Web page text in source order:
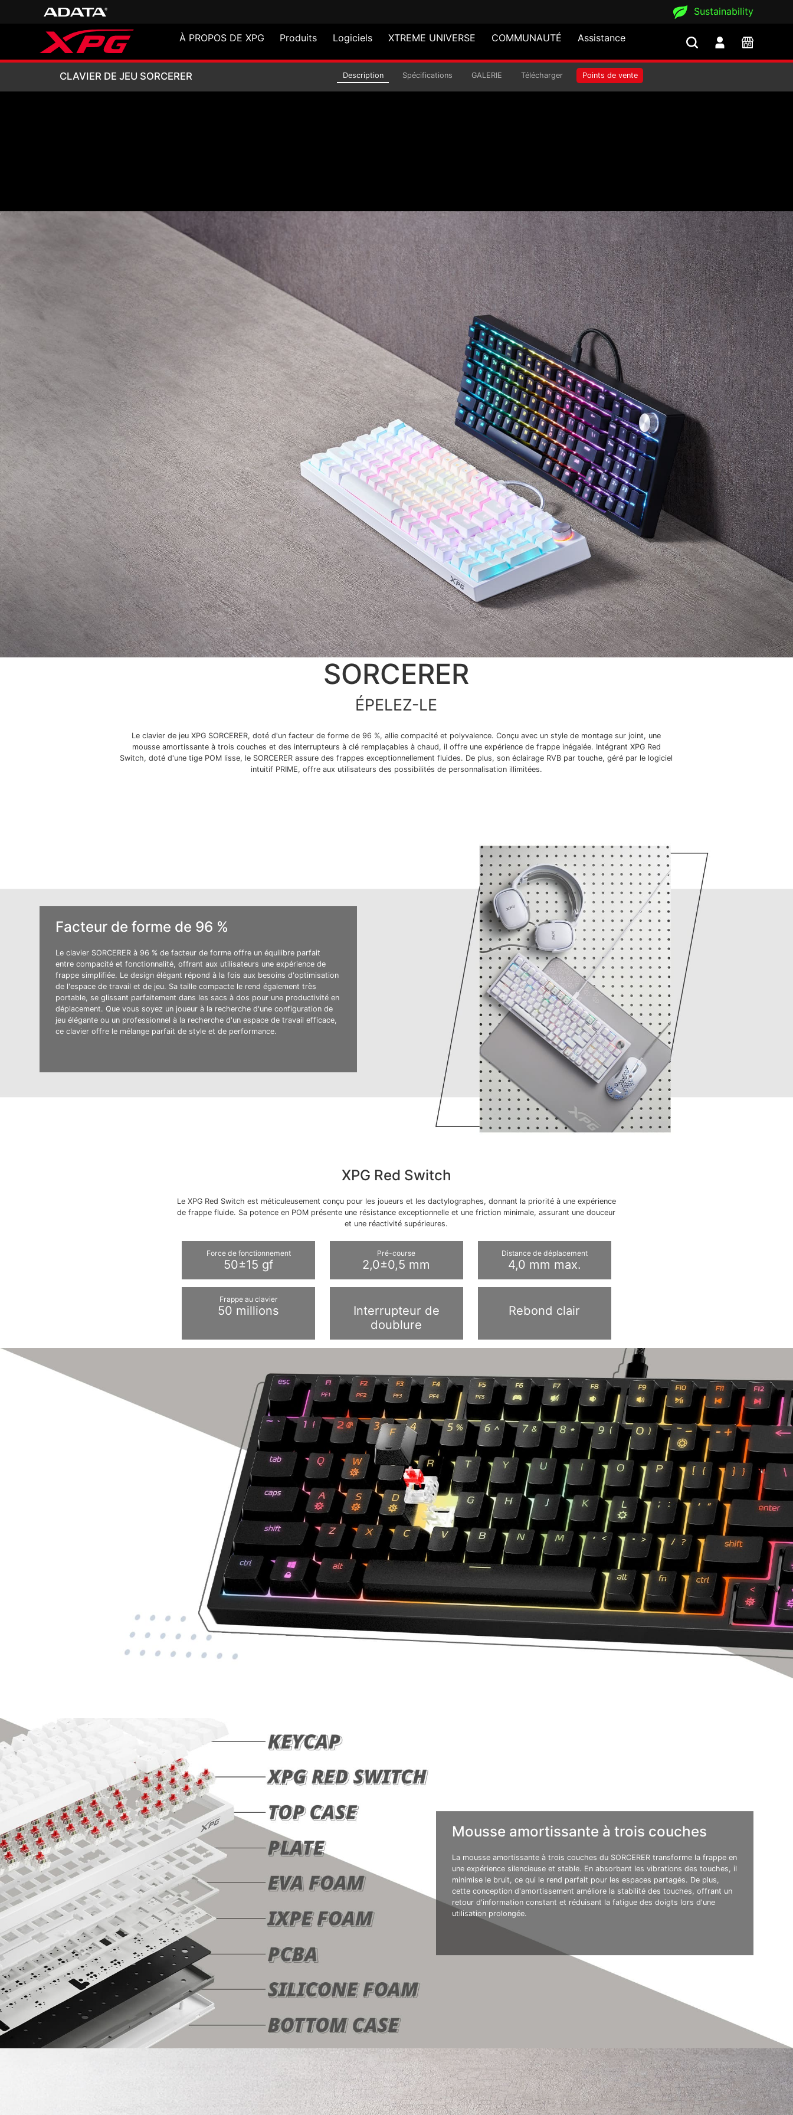
Sustainability
À PROPOS DE XPG Produits Logiciels XTREME UNIVERSE COMMUNAUTÉ Assistance
CLAVIER DE JEU SORCERER
CLAVIER DE JEU SORCERER Description Spécifications GALERIE Télécharger Points de vente
SORCERER
ÉPELEZ-LE
Le clavier de jeu XPG SORCERER, doté d'un facteur de forme de 96 %, allie compacité et polyvalence. Conçu avec un style de montage sur joint, une
mousse amortissante à trois couches et des interrupteurs à clé remplaçables à chaud, il offre une expérience de frappe inégalée. Intégrant XPG Red
Switch, doté d'une tige POM lisse, le SORCERER assure des frappes exceptionnellement fluides. De plus, son éclairage RVB par touche, géré par le logiciel
intuitif PRIME, offre aux utilisateurs des possibilités de personnalisation illimitées.
Facteur de forme de 96 %
Le clavier SORCERER à 96 % de facteur de forme offre un équilibre parfait
entre compacité et fonctionnalité, offrant aux utilisateurs une expérience de
frappe simplifiée. Le design élégant répond à la fois aux besoins d'optimisation
de l'espace de travail et de jeu. Sa taille compacte le rend également très
portable, se glissant parfaitement dans les sacs à dos pour une productivité en
déplacement. Que vous soyez un joueur à la recherche d'une configuration de
jeu élégante ou un professionnel à la recherche d'un espace de travail efficace,
ce clavier offre le mélange parfait de style et de performance.
XPG Red Switch
Le XPG Red Switch est méticuleusement conçu pour les joueurs et les dactylographes, donnant la priorité à une expérience
de frappe fluide. Sa potence en POM présente une résistance exceptionnelle et une friction minimale, assurant une douceur
et une réactivité supérieures.
Force de fonctionnement
50±15 gf
Pré-course
2,0±0,5 mm
Distance de déplacement
4,0 mm max.
Frappe au clavier
50 millions
Interrupteur de
doublure
Rebond clair
Mousse amortissante à trois couches
La mousse amortissante à trois couches du SORCERER transforme la frappe en
une expérience silencieuse et stable. En absorbant les vibrations des touches, il
minimise le bruit, ce qui le rend parfait pour les espaces partagés. De plus,
cette conception d'amortissement améliore la stabilité des touches, offrant un
retour d'information constant et réduisant la fatigue des doigts lors d'une
utilisation prolongée.